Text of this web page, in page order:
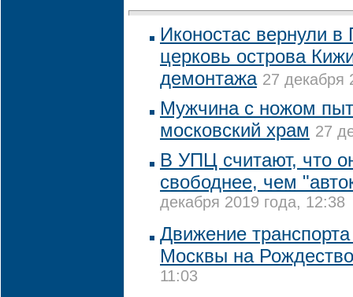
Иконостас вернули
церковь острова
демонтажа 27 декабря
Мужчина с ножом
московский храм 27
В УПЦ считают, что
свободнее, чем
декабря 2019 года, 12:38
Движение
Москвы на Рождество
11:03